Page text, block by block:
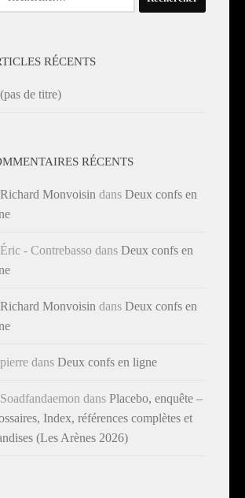
RÉCENTS
(pas de titre)
RÉCENTS
Richard Monvoisin dans Deux confs en
Éric - Contrebasso dans Deux confs en
Richard Monvoisin dans Deux confs en
pierre dans Deux confs en ligne
Soadfandaemon dans Placebo, enquête –
Index, références complètes et
(Les Arènes 2026)